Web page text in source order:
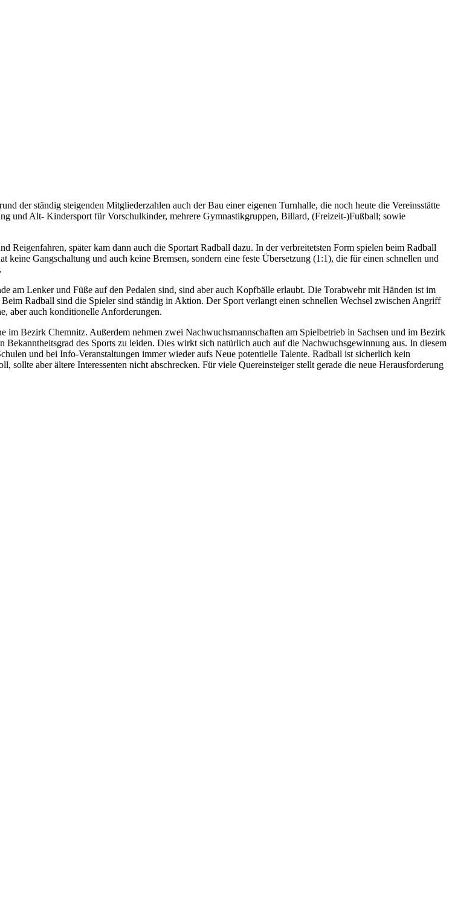
der ständig steigenden Mitgliederzahlen auch der Bau einer eigenen Turnhalle, die noch heute die Vereinsstätte
und Alt- Kindersport für Vorschulkinder, mehrere Gymnastikgruppen, Billard, (Freizeit-)Fußball; sowie
Reigenfahren, später kam dann auch die Sportart Radball dazu. In der verbreitetsten Form spielen beim Radball
Gangschaltung und auch keine Bremsen, sondern eine feste Übersetzung (1:1), die für einen schnellen und
am Lenker und Füße auf den Pedalen sind, sind aber auch Kopfbälle erlaubt. Die Torabwehr mit Händen ist im
Radball sind die Spieler sind ständig in Aktion. Der Sport verlangt einen schnellen Wechsel zwischen Angriff
aber auch konditionelle Anforderungen.
im Bezirk Chemnitz. Außerdem nehmen zwei Nachwuchsmannschaften am Spielbetrieb in Sachsen und im Bezirk
des Sports zu leiden. Dies wirkt sich natürlich auch auf die Nachwuchsgewinnung aus. In diesem
und bei Info-Veranstaltungen immer wieder aufs Neue potentielle Talente. Radball ist sicherlich kein
aber ältere Interessenten nicht abschrecken. Für viele Quereinsteiger stellt gerade die neue Herausforderung